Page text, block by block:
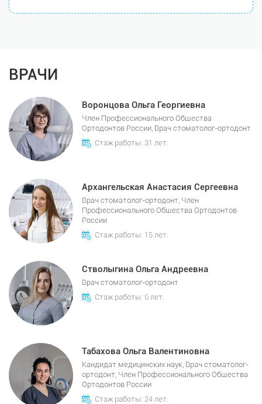
ВРАЧИ
Воронцова Ольга Георгиевна
Член Профессионального Общества
Ортодонтов России, Врач стоматолог-ортодонт
Стаж работы: 31 лет.
Архангельская Анастасия Сергеевна
Врач стоматолог-ортодонт, Член
Профессионального Общества Ортодонтов
России
Стаж работы: 15 лет.
Стволыгина Ольга Андреевна
Врач стоматолог-ортодонт
Стаж работы: 6 лет.
Табахова Ольга Валентиновна
Кандидат медицинских наук, Врач стоматолог-
ортодонт, Член Профессионального Общества
Ортодонтов России
Стаж работы: 24 лет.